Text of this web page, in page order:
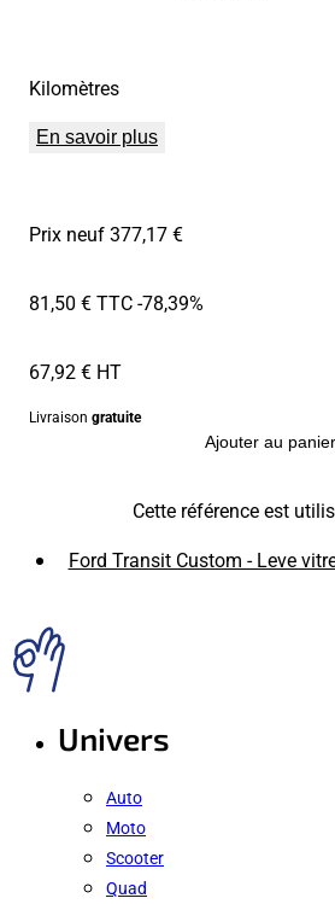
Kilomètres
En savoir plus
Prix neuf 377,17 €
81,50 € TTC-78,39%
67,92 € HT
Livraison gratuite
Ajouter au panier
Cette référence est
Ford Transit Custom - Leve
Univers
Auto
Moto
Scooter
Quad